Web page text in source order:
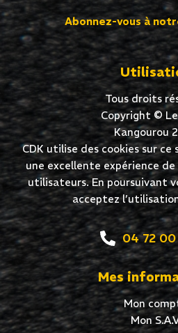
Abonnez-vous à
Tous droits
Copyright ©
Kangourou
CDK utilise des cookies sur
une excellente expérience
utilisateurs. En poursuivant
acceptez
04 72 00
Mes
Mon
Mon